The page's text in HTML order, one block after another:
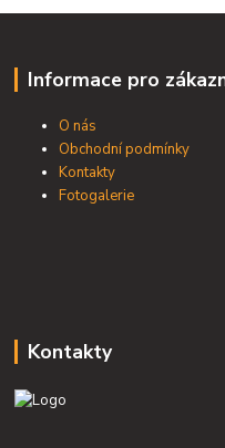
Informace pro
O nás
Obchodní podmínky
Kontakty
Fotogalerie
Kontakty